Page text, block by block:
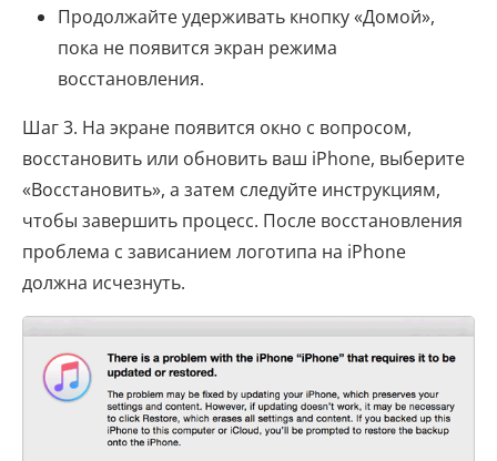
Продолжайте удерживать кнопку «Домой»,
пока не появится экран режима
восстановления.
Шаг 3. На экране появится окно с вопросом,
восстановить или обновить ваш iPhone, выберите
«Восстановить», а затем следуйте инструкциям,
чтобы завершить процесс. После восстановления
проблема с зависанием логотипа на iPhone
должна исчезнуть.